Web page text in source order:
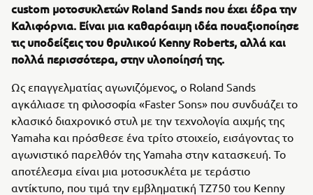
custom μοτοσυκλετών Roland Sands που έχει έδρα την
Καλιφόρνια. Είναι μια καθαρόαιμη ιδέα πουαξιοποίησε
τις υποδείξεις του θρυλικού Kenny Roberts, αλλά και
πολλά περισσότερα, στην υλοποίησή της.
Ως επαγγελματίας αγωνιζόμενος, ο Roland Sands
αγκάλιασε τη φιλοσοφία «Faster Sons» που συνδυάζει το
κλασικό διαχρονικό στυλ με την τεχνολογία αιχμής της
Yamaha και πρόσθεσε ένα τρίτο στοιχείο, εισάγοντας το
αγωνιστικό παρελθόν της Yamaha στην κατασκευή. Το
αποτέλεσμα είναι μια μοτοσυκλέτα με τεράστιο
αντίκτυπο, που τιμά την εμβληματική TZ750 του Kenny